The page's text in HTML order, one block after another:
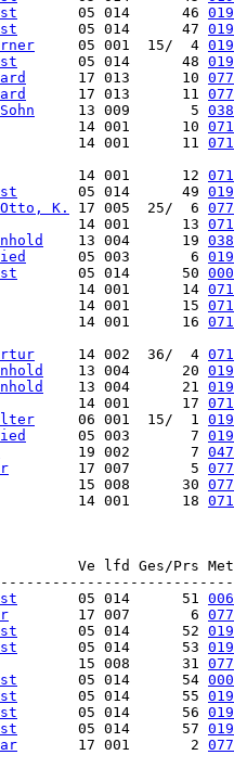
       05 014      46
       05 014      47
     05 001  15/  4
       05 014      48
      17 013      10
      17 013      11
     13 009       5
14 001      10
14 001      11
14 001      12
       05 014      49
K. 17 005  25/  6
14 001      13
    13 004      19
      05 003       6
       05 014      50
14 001      14
14 001      15
14 001      16
     14 002  36/  4
    13 004      20
    13 004      21
14 001      17
     06 001  15/  1
      05 003       7
         19 002       7
        17 007       5
15 008      30
14 001      18
Ve lfd Ges/Prs
       05 014      51
        17 007       6
       05 014      52
       05 014      53
15 008      31
       05 014      54
       05 014      55
       05 014      56
       05 014      57
       17 001       2